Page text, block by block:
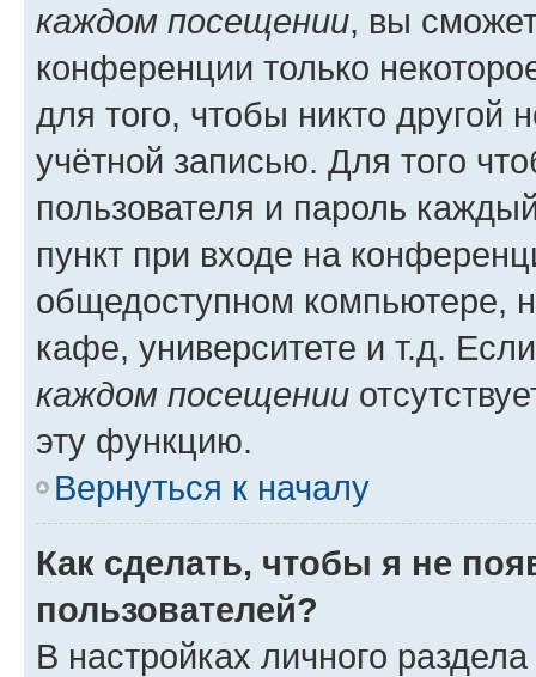
каждом посещении, вы
конференции только
для того, чтобы никто другой
учётной записью. Для того
пользователя и пароль
пункт при входе на
общедоступном компьютере,
кафе, университете и т.д.
каждом посещении
эту функцию.
Вернуться к началу
Как сделать, чтобы я не
пользователей?
В настройках личного